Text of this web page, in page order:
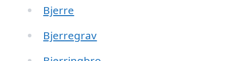
Bjerre
Bjerregrav